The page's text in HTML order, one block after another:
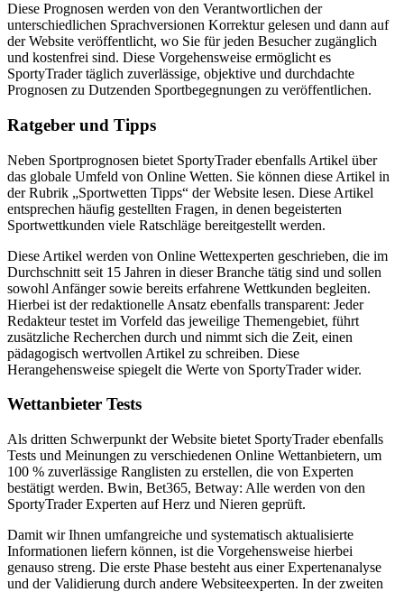
Diese Prognosen werden von den Verantwortlichen der
unterschiedlichen Sprachversionen Korrektur gelesen und dann auf
der Website veröffentlicht, wo Sie für jeden Besucher zugänglich
und kostenfrei sind. Diese Vorgehensweise ermöglicht es
SportyTrader täglich zuverlässige, objektive und durchdachte
Prognosen zu Dutzenden Sportbegegnungen zu veröffentlichen.
Ratgeber und Tipps
Neben Sportprognosen bietet SportyTrader ebenfalls Artikel über
das globale Umfeld von Online Wetten. Sie können diese Artikel in
der Rubrik „Sportwetten Tipps“ der Website lesen. Diese Artikel
entsprechen häufig gestellten Fragen, in denen begeisterten
Sportwettkunden viele Ratschläge bereitgestellt werden.
Diese Artikel werden von Online Wettexperten geschrieben, die im
Durchschnitt seit 15 Jahren in dieser Branche tätig sind und sollen
sowohl Anfänger sowie bereits erfahrene Wettkunden begleiten.
Hierbei ist der redaktionelle Ansatz ebenfalls transparent: Jeder
Redakteur testet im Vorfeld das jeweilige Themengebiet, führt
zusätzliche Recherchen durch und nimmt sich die Zeit, einen
pädagogisch wertvollen Artikel zu schreiben. Diese
Herangehensweise spiegelt die Werte von SportyTrader wider.
Wettanbieter Tests
Als dritten Schwerpunkt der Website bietet SportyTrader ebenfalls
Tests und Meinungen zu verschiedenen Online Wettanbietern, um
100 % zuverlässige Ranglisten zu erstellen, die von Experten
bestätigt werden. Bwin, Bet365, Betway: Alle werden von den
SportyTrader Experten auf Herz und Nieren geprüft.
Damit wir Ihnen umfangreiche und systematisch aktualisierte
Informationen liefern können, ist die Vorgehensweise hierbei
genauso streng. Die erste Phase besteht aus einer Expertenanalyse
und der Validierung durch andere Websiteexperten. In der zweiten